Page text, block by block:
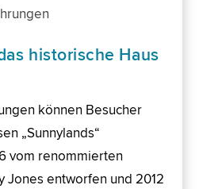
historische Haus
können Besucher
„Sunnylands“
vom renommierten
Jones entworfen und 2012